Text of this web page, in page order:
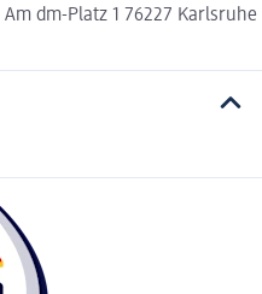
dm-Platz 1 76227 Karlsruhe